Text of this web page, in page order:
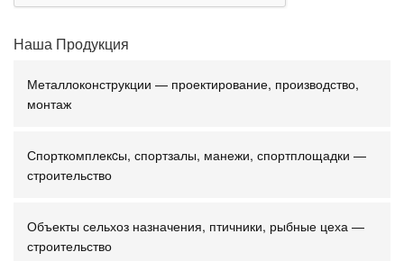
Наша Продукция
Металлоконструкции — проектирование, производство,
монтаж
Спорткомплекcы, спортзалы, манежи, спортплощадки —
строительство
Объекты сельхоз назначения, птичники, рыбные цеха —
строительство